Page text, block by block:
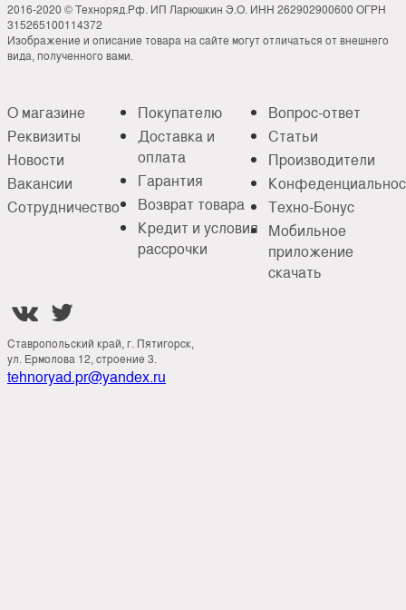
2016-2020 © Техноряд.Рф. ИП Ларюшкин Э.О. ИНН 262902900600 ОГРН
315265100114372
Изображение и описание товара на сайте могут отличаться от внешнего
вида, полученного вами.
О магазине
Реквизиты
Новости
Вакансии
Сотрудничество
Покупателю
Доставка и
оплата
Гарантия
Возврат товара
Кредит и условия
рассрочки
Вопрос-ответ
Статьи
Производители
Техно-Бонус
Мобильное
приложение
скачать
 
Ставропольский край, г. Пятигорск,
ул. Ермолова 12, строение 3.
tehnoryad.pr@yandex.ru